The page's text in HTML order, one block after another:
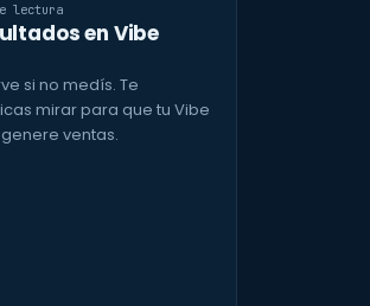
lectura
en Vibe
si no medís. Te
mirar para que tu Vibe
ventas.